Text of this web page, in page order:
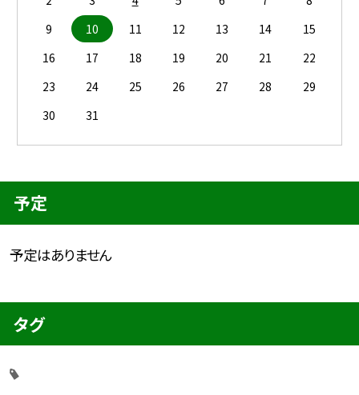
9
10 11 12 13 14
15
16
17 18 19 20 21
22
23
24 25 26 27 28
29
30
31
予定
予定はありません
タグ